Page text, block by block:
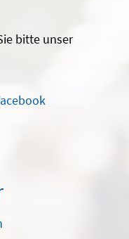
bitte unser